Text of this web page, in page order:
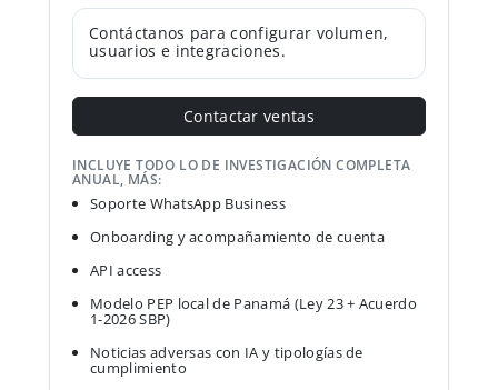
Contáctanos para configurar volumen,
usuarios e integraciones.
Contactar ventas
INCLUYE TODO LO DE INVESTIGACIÓN COMPLETA
ANUAL, MÁS:
Soporte WhatsApp Business
Onboarding y acompañamiento de cuenta
API access
Modelo PEP local de Panamá (Ley 23 + Acuerdo
1-2026 SBP)
Noticias adversas con IA y tipologías de
cumplimiento